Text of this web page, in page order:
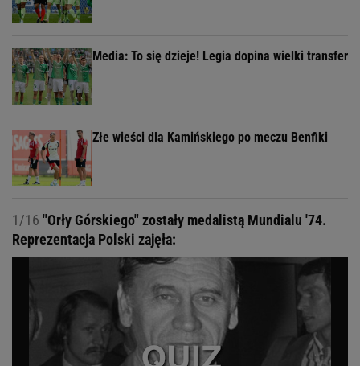
Media: To się dzieje! Legia dopina wielki transfer
Złe wieści dla Kamińskiego po meczu Benfiki
1/16 "Orły Górskiego" zostały medalistą Mundialu '74.
Reprezentacja Polski zajęła: